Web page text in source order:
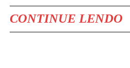
CONTINUE LENDO